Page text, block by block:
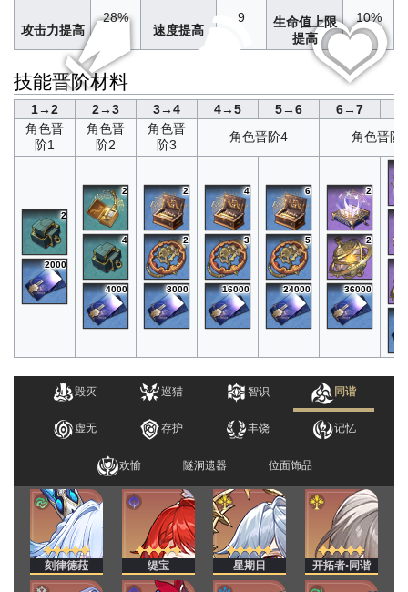
攻击力提高
28%
速度提高
9
生命值上限
提高
10%
技能晋阶材料
1→2 2→3 3→4 4→5 5→6 6→7
角色晋
阶1
角色晋
阶2
角色晋
阶3
角色晋阶4 角色晋阶
2
2000
2
4
4000
2
2
8000
4
3
16000
6
5
24000
2
2
36000
毁灭 巡猎 智识 同谐
虚无 存护 丰饶 记忆
欢愉 隧洞遗器 位面饰品
刻律德菈 缇宝 星期日 开拓者•同谐